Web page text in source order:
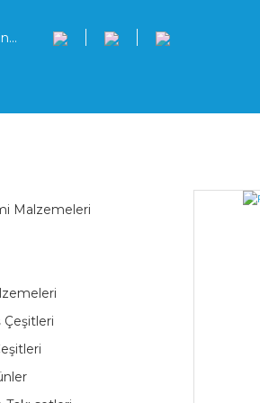
Malzemeleri
Çeşitleri